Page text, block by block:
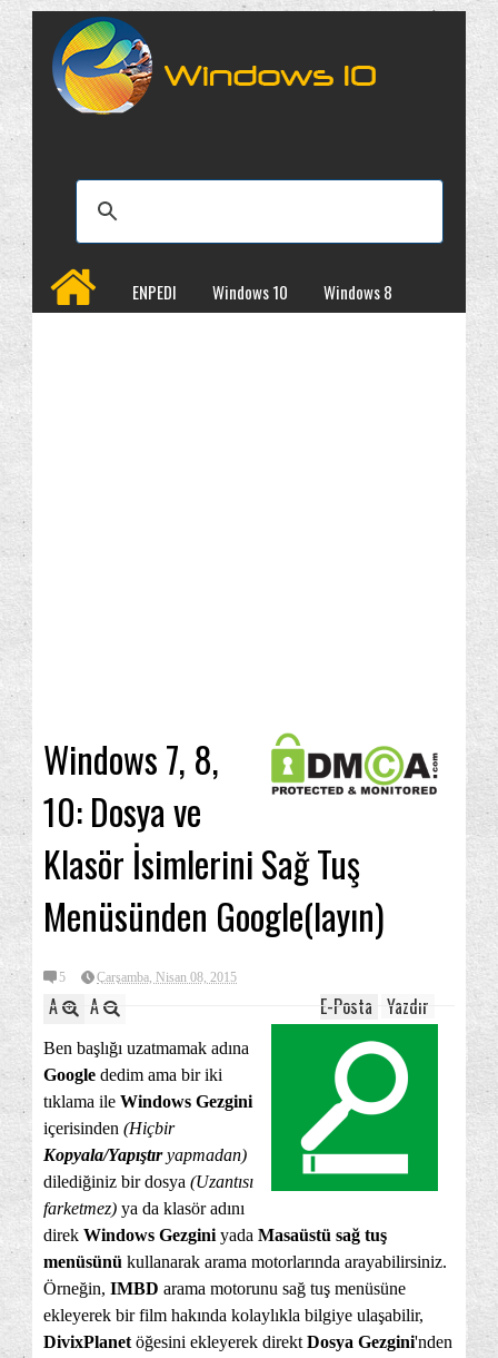
ENPEDI Windows 10
Windows 8
Windows 7, 8,
10: Dosya ve
Klasör İsimlerini Sağ Tuş
Menüsünden Google(layın)
5 Çarşamba, Nisan 08, 2015
A A Yazdır
E-Posta
Ben başlığı uzatmamak adına
Google dedim ama bir iki
tıklama ile Windows Gezgini
içerisinden (Hiçbir
Kopyala/Yapıştıryapmadan)
dilediğiniz bir dosya (Uzantısı
farketmez) ya da klasör adını
direk Windows Gezgini yada Masaüstü sağ tuş
menüsünü kullanarak arama motorlarında arayabilirsiniz.
Örneğin, IMBD arama motorunu sağ tuş menüsüne
ekleyerek bir film hakında kolaylıkla bilgiye ulaşabilir,
DivixPlanet öğesini ekleyerek direkt Dosya Gezgini'nden